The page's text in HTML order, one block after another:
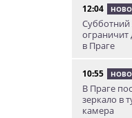
12:04
ограничит
в Праге
10:55
В Праге
зеркало в
камера